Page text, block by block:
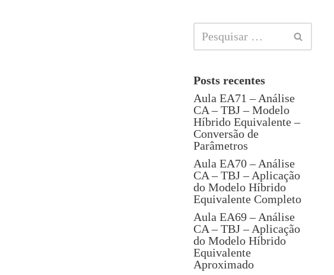
Posts recentes
Aula EA71 – Análise
CA – TBJ – Modelo
Híbrido Equivalente –
Conversão de
Parâmetros
Aula EA70 – Análise
CA – TBJ – Aplicação
do Modelo Híbrido
Equivalente Completo
Aula EA69 – Análise
CA – TBJ – Aplicação
do Modelo Híbrido
Equivalente
Aproximado